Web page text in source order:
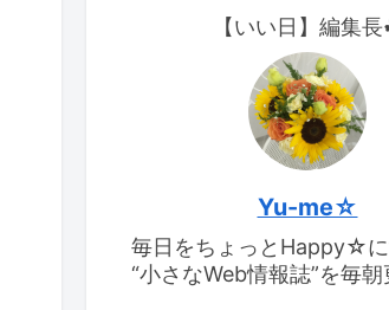
【いい日】編集
Yu-me☆
毎日をちょっとHappy☆
“小さなWeb情報誌”を毎朝